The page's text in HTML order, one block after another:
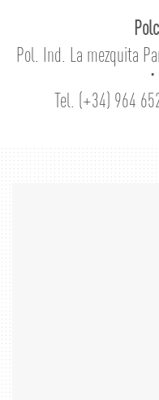
Pol. Ind. La mezquita
Tel. (+34) 964